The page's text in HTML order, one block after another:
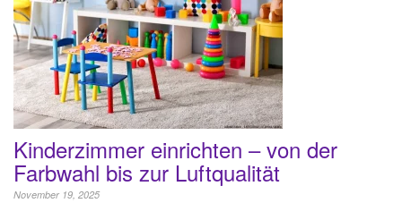
Kinderzimmer einrichten – von der
Farbwahl bis zur Luftqualität
November 19, 2025